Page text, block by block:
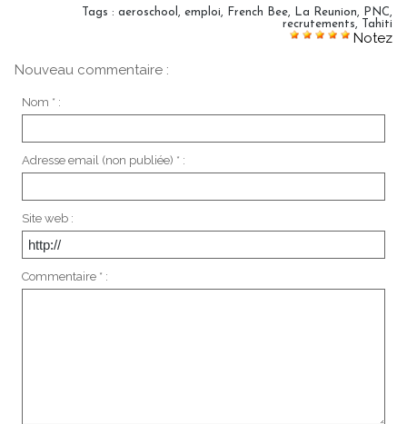
Tags : aeroschool , emploi, French Bee, La Reunion, PNC,
recrutements, Tahiti
Notez
Nouveau commentaire :
Nom * :
Adresse email (non publiée) * :
Site web :
Commentaire * :